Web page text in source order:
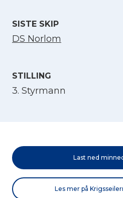
SISTE SKIP
DS Norlom
STILLING
3. Styrmann
Last ned
Les mer på
English